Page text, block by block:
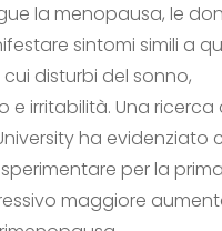
la menopausa, le
sintomi simili a
disturbi del sonno,
e irritabilità. Una
ha evidenziato
per la
maggiore